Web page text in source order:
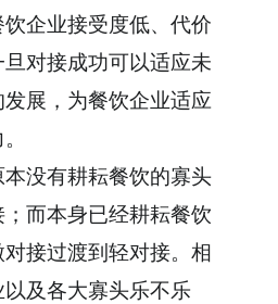
企业接受度低、代价
对接成功可以适应未
展，为餐饮企业适应
没有耕耘餐饮的寡头
而本身已经耕耘餐饮
接过渡到轻对接。相
及各大寡头乐不乐